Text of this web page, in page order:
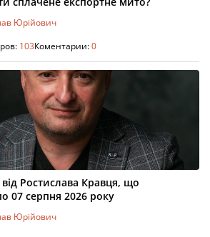
Юрійович
103Коментарии:0
Ростислава Кравця, що
07 серпня 2026 року
Юрійович